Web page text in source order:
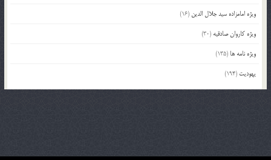
ویژه امامزاده سید جلال الدین (16)
ویژه کاروان صادقیه (30)
ویژه نامه ها (135)
یهودیت (194)